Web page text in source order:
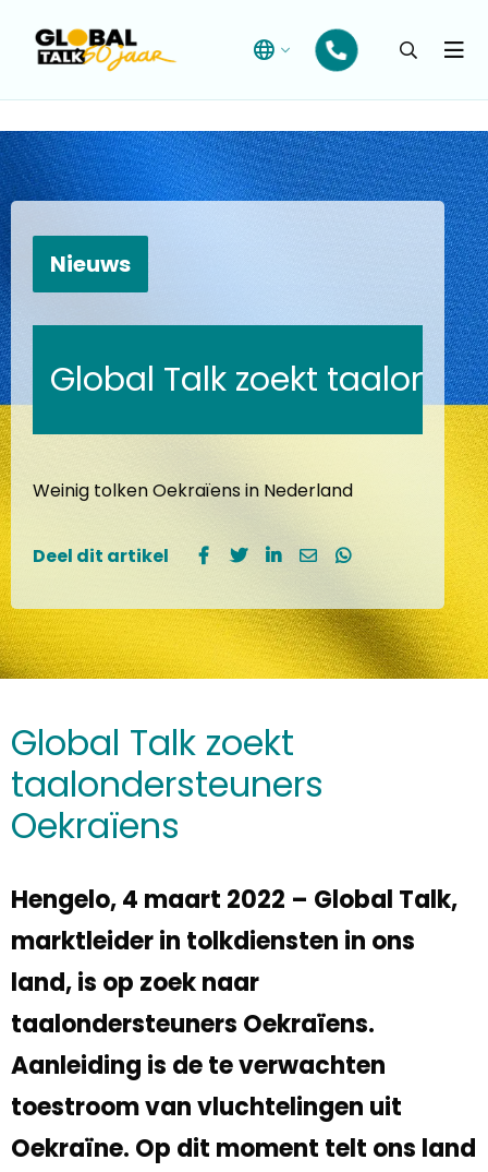
Open
Nieuws
Global Talk zoekt
Weinig tolken Oekraïens in Nederland
Deel dit artikel
Global Talk zoekt
taalondersteuners
Oekraïens
Hengelo, 4 maart 2022 – Global Talk,
marktleider in tolkdiensten in ons
land, is op zoek naar
taalondersteuners Oekraïens.
Aanleiding is de te verwachten
toestroom van vluchtelingen uit
Oekraïne. Op dit moment telt ons land